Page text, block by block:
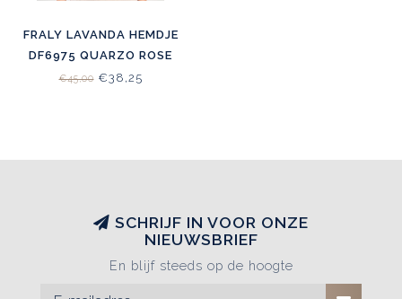
FRALY LAVANDA HEMDJE
DF6975 QUARZO ROSE
€45,00€38,25
SCHRIJF IN VOOR ONZE
NIEUWSBRIEF
En blijf steeds op de hoogte